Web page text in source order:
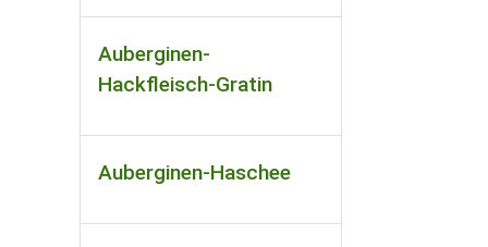
Auberginen-
Hackfleisch-Gratin
Auberginen-Haschee